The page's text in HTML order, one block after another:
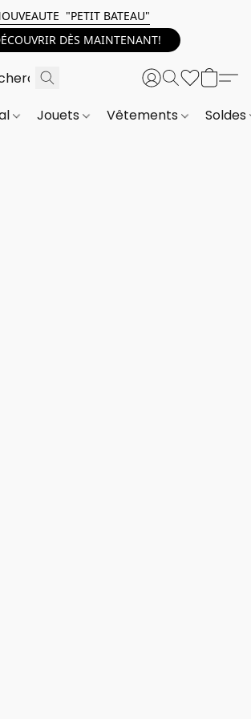
"PETIT BATEAU"
DÈS MAINTENANT!
Jouets Vêtements Soldes